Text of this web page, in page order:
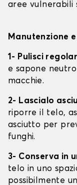
aree vulnerabili
Manutenzione
1- Pulisci
e sapone
macchie.
2- Lascialo
riporre il telo,
asciutto per
funghi.
3- Conserva in
telo in uno
possibilmente